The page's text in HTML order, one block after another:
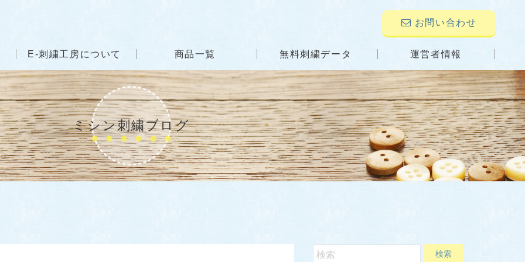
お問い合わせ
E-刺繍工房について 商品一覧 無料刺繍データ 運営者情報
ミシン刺繍ブログ